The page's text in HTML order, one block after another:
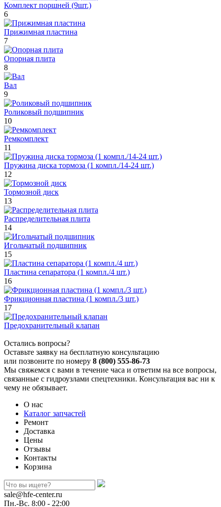
Комплект поршней (9шт.)
6
Прижимная пластина
7
Опорная плита
8
Вал
9
Роликовый подшипник
10
Ремкомплект
11
Пружина диска тормоза (1 компл./14-24 шт.)
12
Тормозной диск
13
Распределительная плита
14
Игольчатый подшипник
15
Пластина сепаратора (1 компл./4 шт.)
16
Фрикционная пластина (1 компл./3 шт.)
17
Предохранительный клапан
Остались вопросы?
Оставьте заявку на бесплатную консультацию
или позвоните по номеру 8 (800) 555-86-73
Мы свяжемся с вами в течение часа и ответим на все вопросы,
связанные с гидроузлами спецтехники. Консультация вас ни к
чему не обязывает.
О нас
Каталог запчастей
Ремонт
Доставка
Цены
Отзывы
Контакты
Корзина
sale@hfe-center.ru
Пн.-Вс. 8:00 - 22:00